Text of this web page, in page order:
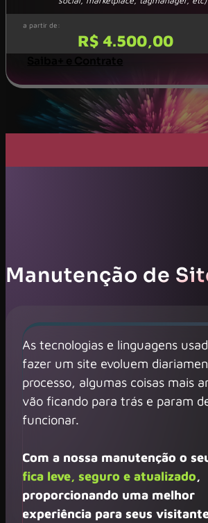
a partir de:
R$ 4.500,00
Saiba+ e Contrate
Manutenção de
As tecnologias e linguagens
fazer um site evoluem
processo, algumas coisas mais
vão ficando para trás e param
funcionar.
Com a nossa manutenção o
fica leve, seguro e atualizado,
proporcionando uma melhor
experiência para seus